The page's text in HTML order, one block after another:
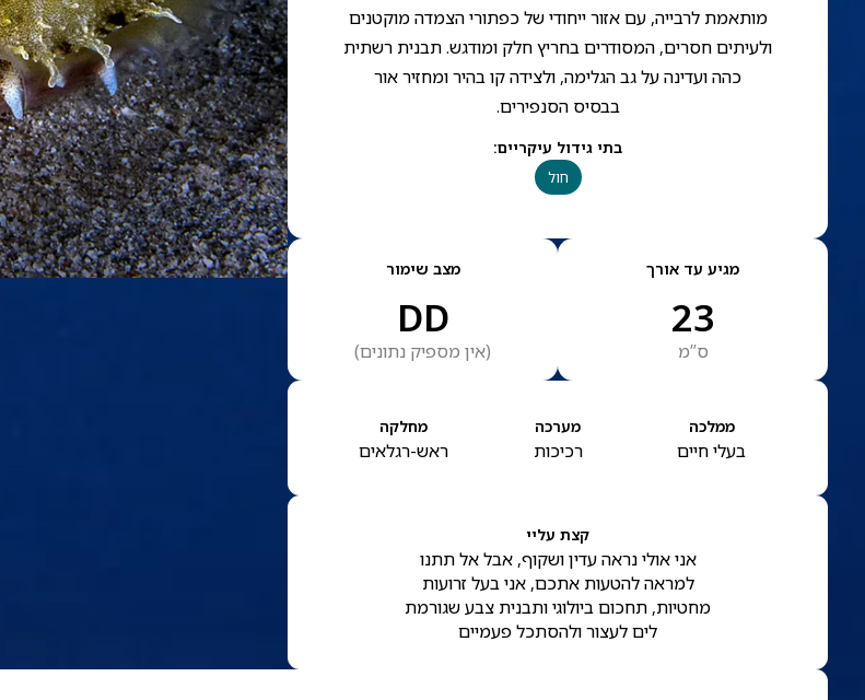
מותאמת לרבייה, עם אזור ייחודי של כפתורי הצמדה מוקטנים
ולעיתים חסרים, המסודרים בחריץ חלק ומודגש. תבנית רשתית
כהה ועדינה על גב הגלימה, ולצידה קו בהיר ומחזיר אור
בבסיס הסנפירים.
בתי גידול עיקריים:
חול
מגיע עד אורך
23
ס”מ
מצב שימור
DD
(אין מספיק נתונים)
ממלכה
בעלי חיים
מערכה
רכיכות
מחלקה
ראש-רגלאים
קצת עליי
אני אולי נראה עדין ושקוף, אבל אל תתנו
למראה להטעות אתכם, אני בעל זרועות
מחטיות, תחכום ביולוגי ותבנית צבע שגורמת
לים לעצור ולהסתכל פעמיים